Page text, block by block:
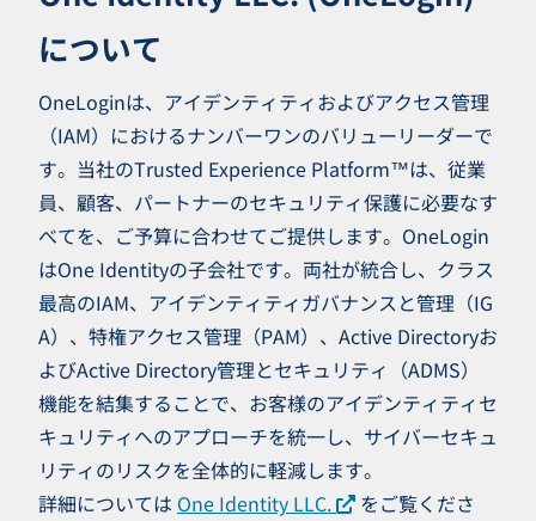
について
OneLoginは、アイデンティティおよびアクセス管理
（IAM）におけるナンバーワンのバリューリーダーで
す。当社のTrusted Experience Platform™は、従業
員、顧客、パートナーのセキュリティ保護に必要なす
べてを、ご予算に合わせてご提供します。OneLogin
はOne Identityの子会社です。両社が統合し、クラス
最高のIAM、アイデンティティガバナンスと管理（IG
A）、特権アクセス管理（PAM）、Active Directoryお
よびActive Directory管理とセキュリティ（ADMS）
機能を結集することで、お客様のアイデンティティセ
キュリティへのアプローチを統一し、サイバーセキュ
リティのリスクを全体的に軽減します。
詳細については One Identity LLC.
をご覧くださ